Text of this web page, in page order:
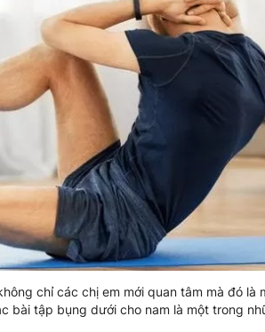
chỉ các chị em mới quan tâm mà đó là
bài tập bụng dưới cho nam là một trong